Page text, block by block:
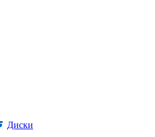
Диски